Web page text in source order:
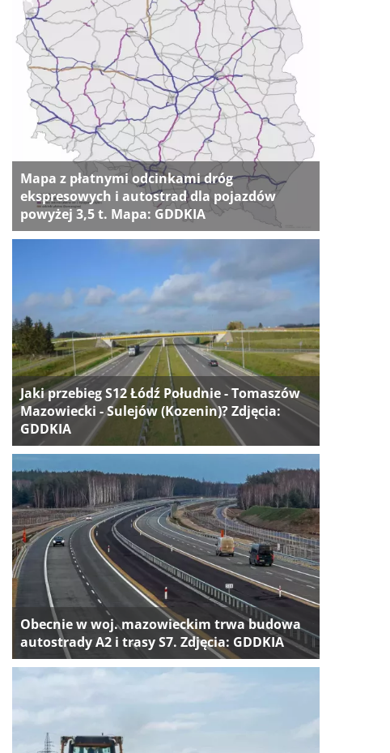
Mapa z płatnymi odcinkami dróg
ekspresowych i autostrad dla pojazdów
powyżej 3,5 t. Mapa: GDDKIA
Jaki przebieg S12 Łódź Południe - Tomaszów
Mazowiecki - Sulejów (Kozenin)? Zdjęcia:
GDDKIA
Obecnie w woj. mazowieckim trwa budowa
autostrady A2 i trasy S7. Zdjęcia: GDDKIA